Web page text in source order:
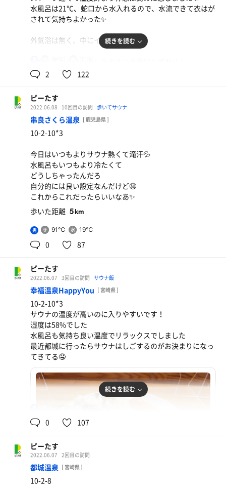
程よい辛さでボリューミー！美味しかったです！
水風呂は21℃、蛇口から水入れるので、水流できて衣はが
されて気持ちよかった✨
外気浴は無く、中にイスが2脚
お風呂代とさつま揚げ+飲み物で600円！
とても満喫できました～🤤
さつまあげ＋缶ポカリ
続きを読む
2 122
ピーたす
2022.06.08 10回目の訪問 歩いてサウナ
串良さくら温泉 [ 鹿児島県 ]
10-2-10*3
今日はいつもよりサウナ熱くて滝汗💦
水風呂もいつもより冷たくて
どうしちゃったんだろ
自分的には良い設定なんだけど🤤
これからこれだったらいいなあ✨
歩いた距離 5km
男 91℃ 19℃
0 87
ピーたす
2022.06.07 3回目の訪問 サウナ飯
幸福温泉HappyYou [ 宮崎県 ]
10-2-10*3
サウナの温度が高いのに入りやすいです！
湿度は58%でした
水風呂も気持ち良い温度でリラックスでしました
最近都城に行ったらサウナはしごするのがお決まりになっ
てきてる🤤
続きを読む
0 107
ピーたす
2022.06.07 2回目の訪問
都城温泉 [ 宮崎県 ]
10-2-8